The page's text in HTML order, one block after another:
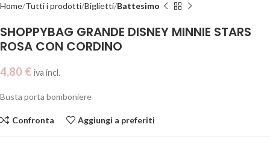
Home Tutti i prodotti Biglietti Battesimo
SHOPPYBAG GRANDE DISNEY MINNIE STARS
ROSA CON CORDINO
4,80 € iva incl.
Busta porta bomboniere
Confronta Aggiungi a preferiti